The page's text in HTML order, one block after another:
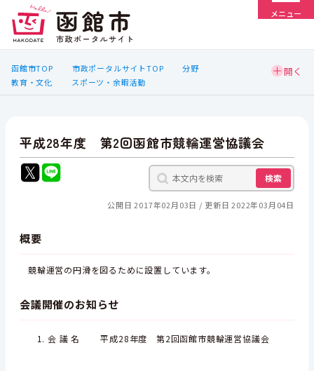
メニュー
函館市TOP 市政ポータルサイトTOP
分野
教育・文化
スポーツ・余暇活動
平成28年度 第2回函館市競輪運営協議会
検索
公開日 2017年02月03日 更新日 2022年03月04日
概要
競輪運営の円滑を図るために設置しています。
会議開催のお知らせ
会 議 名 平成28年度 第2回函館市競輪運営協議会